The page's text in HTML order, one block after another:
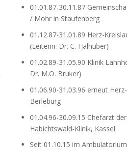
01.01.87-30.11.87
/ Mohr in Staufenberg
01.12.87-31.01.89 Herz-
(Leiterin: Dr. C. Halhuber)
01.02.89-31.05.90 Klinik
Dr. M.O. Bruker)
01.06.90-31.03.96 erneut
Berleburg
01.04.96-30.09.15 Chefarzt
Habichtswald-Klinik, Kassel
Seit 01.10.15 im